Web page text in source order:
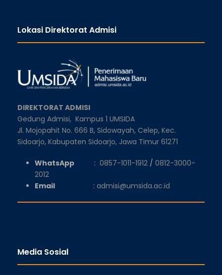
Lokasi Direktorat Admisi
DIREKTORAT ADMISI
Gedung Admisi, Kampus 1 UMSIDA
Jl. Mojopahit No. 666 B, Sidowayah, Celep, Kec.
Sidoarjo, Kabupaten Sidoarjo, Jawa Timur 61271
WhatsApp : 0857-1011-1912 / 0812-3000-
2012
Email
: admisi@umsida.ac.id
Media Sosial